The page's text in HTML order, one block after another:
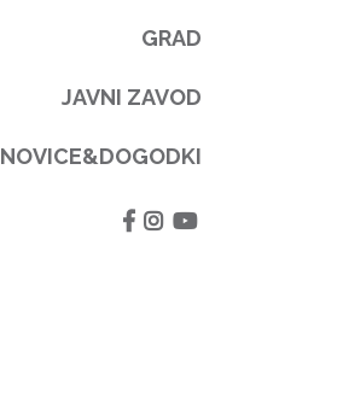
GRAD
JAVNI ZAVOD
NOVICE&DOGODKI